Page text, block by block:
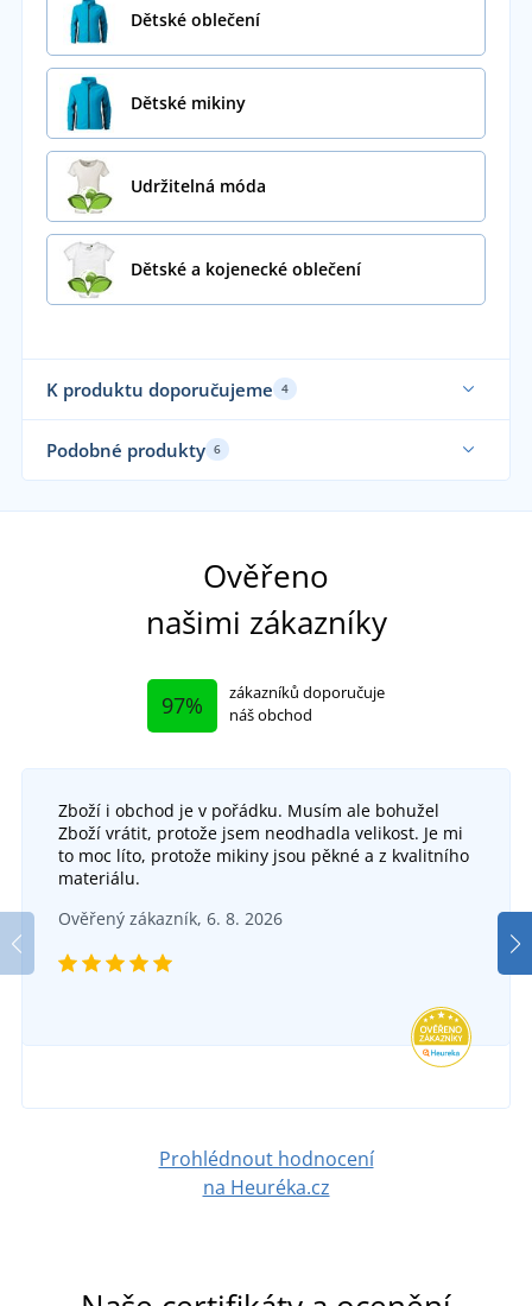
Dětské oblečení
Dětské mikiny
Udržitelná móda
Dětské a kojenecké oblečení
K produktu doporučujeme 4
Udržitelnost
Až do velikosti 5XL
+26
Mikina z organické Fairtrade bavlny
SKLADEM
Podobné produkty 6
Dětská mikina na zip z biobavlny 8026k
735 Kč
Ověřeno
našimi zákazníky
97%
zákazníků doporučuje
náš obchod
Zboží i obchod je v pořádku. Musím ale bohužel
Zboží vrátit, protože jsem neodhadla velikost. Je mi
to moc líto, protože mikiny jsou pěkné a z kvalitního
materiálu.
Ověřený zákazník, 6. 8. 2026
Prohlédnout hodnocení
na Heuréka.cz